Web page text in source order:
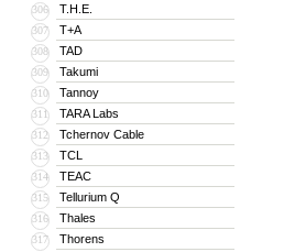
306 T.H.E.
307 T+A
308 TAD
309 Takumi
310 Tannoy
311 TARA Labs
312 Tchernov Cable
313 TCL
314 TEAC
315 Tellurium Q
316 Thales
317 Thorens